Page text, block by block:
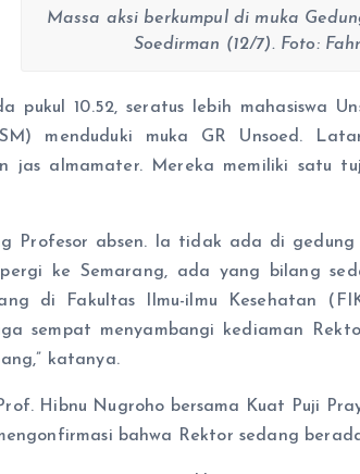
Massa aksi berkumpul di muka
Soedirman (12/7). Foto:
pukul 10.52, seratus lebih mahasiswa
menduduki muka GR Unsoed.
jas almamater. Mereka memiliki satu
Profesor absen. Ia tidak ada di
ke Semarang, ada yang bilang
di Fakultas Ilmu-ilmu Kesehatan
sempat menyambangi kediaman
katanya.
Prof. Hibnu Nugroho bersama Kuat Puji
bahwa Rektor sedang